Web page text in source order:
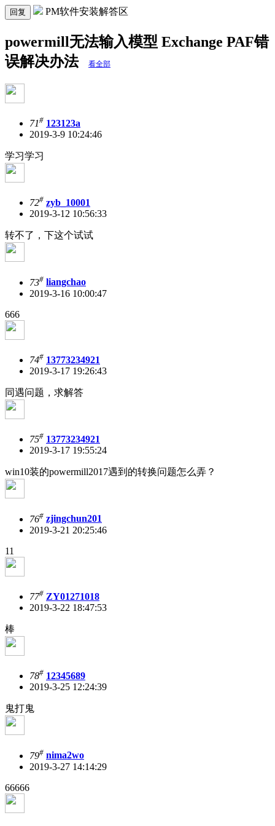
回复 PM软件安装解答区
powermill无法输入模型 Exchange PAF错
误解决办法
看全部
71# 123123a
2019-3-9 10:24:46
学习学习
72# zyb_10001
2019-3-12 10:56:33
转不了，下这个试试
73# liangchao
2019-3-16 10:00:47
666
74# 13773234921
2019-3-17 19:26:43
同遇问题，求解答
75# 13773234921
2019-3-17 19:55:24
win10装的powermill2017遇到的转换问题怎么弄？
76# zjingchun201
2019-3-21 20:25:46
11
77# ZY01271018
2019-3-22 18:47:53
棒
78# 12345689
2019-3-25 12:24:39
鬼打鬼
79# nima2wo
2019-3-27 14:14:29
66666